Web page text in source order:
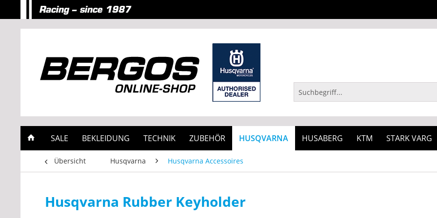
SALE BEKLEIDUNG TECHNIK ZUBEHÖR HUSQVARNA HUSABERG KTM STARK VARG
Übersicht Husqvarna Husqvarna Accessoires
Husqvarna Rubber Keyholder